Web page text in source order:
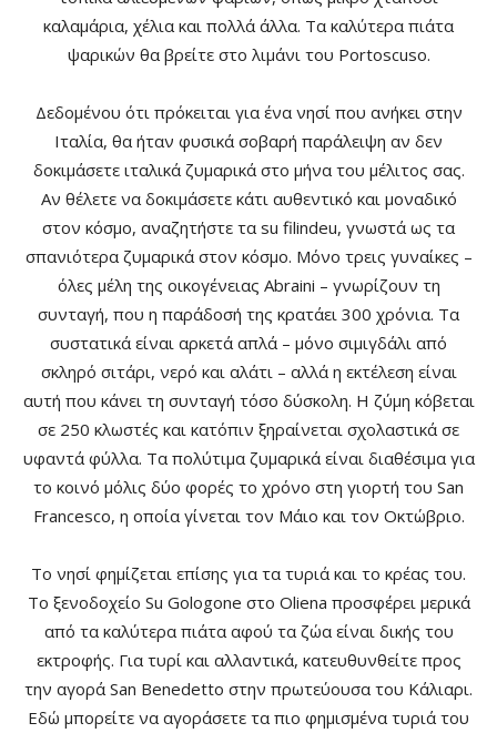
καλαμάρια, χέλια και πολλά άλλα. Τα καλύτερα πιάτα
ψαρικών θα βρείτε στο λιμάνι του Portoscuso.
Δεδομένου ότι πρόκειται για ένα νησί που ανήκει στην
Ιταλία, θα ήταν φυσικά σοβαρή παράλειψη αν δεν
δοκιμάσετε ιταλικά ζυμαρικά στο μήνα του μέλιτος σας.
Αν θέλετε να δοκιμάσετε κάτι αυθεντικό και μοναδικό
στον κόσμο, αναζητήστε τα su filindeu, γνωστά ως τα
σπανιότερα ζυμαρικά στον κόσμο. Μόνο τρεις γυναίκες –
όλες μέλη της οικογένειας Abraini – γνωρίζουν τη
συνταγή, που η παράδοσή της κρατάει 300 χρόνια. Τα
συστατικά είναι αρκετά απλά – μόνο σιμιγδάλι από
σκληρό σιτάρι, νερό και αλάτι – αλλά η εκτέλεση είναι
αυτή που κάνει τη συνταγή τόσο δύσκολη. Η ζύμη κόβεται
σε 250 κλωστές και κατόπιν ξηραίνεται σχολαστικά σε
υφαντά φύλλα. Τα πολύτιμα ζυμαρικά είναι διαθέσιμα για
το κοινό μόλις δύο φορές το χρόνο στη γιορτή του San
Francesco, η οποία γίνεται τον Μάιο και τον Οκτώβριο.
Τo νησί φημίζεται επίσης για τα τυριά και το κρέας του.
Το ξενοδοχείο Su Gologone στο Oliena προσφέρει μερικά
από τα καλύτερα πιάτα αφού τα ζώα είναι δικής του
εκτροφής. Για τυρί και αλλαντικά, κατευθυνθείτε προς
την αγορά San Benedetto στην πρωτεύουσα του Κάλιαρι.
Εδώ μπορείτε να αγοράσετε τα πιο φημισμένα τυριά του